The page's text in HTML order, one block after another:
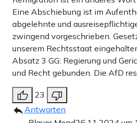
Eine Abschiebung ist im
abgelehnte und
zwingend vorgeschrieben.
unserem Rechtsstaat
Absatz 3 GG: Regierung und
und Recht gebunden. Die AfD
23
Antworten